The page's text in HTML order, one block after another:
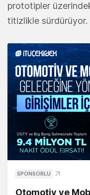
prototipler
titizlikle sürdürüyor.
SPONSORLU
Otomotiv ve